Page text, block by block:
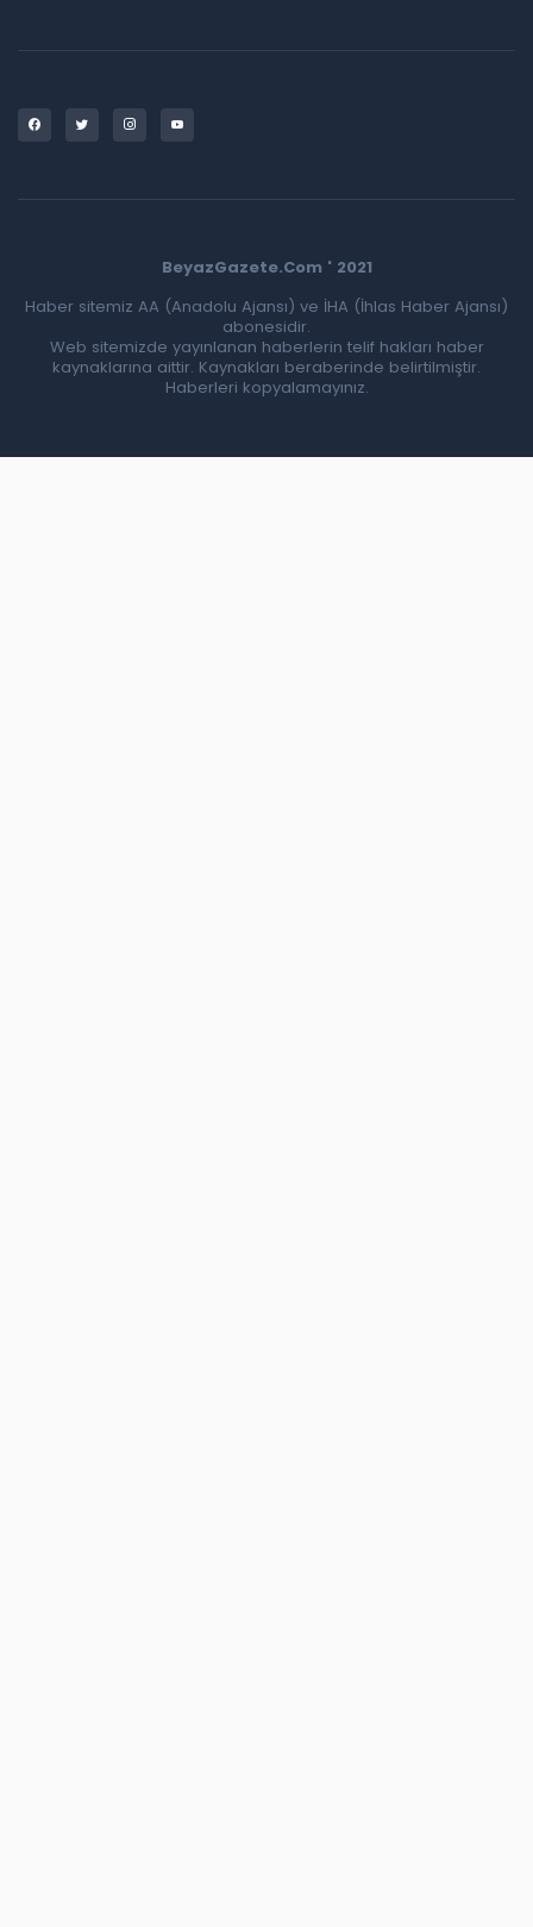
BeyazGazete.Com ' 2021
Haber sitemiz AA (Anadolu Ajansı) ve İHA (İhlas Haber Ajansı)
abonesidir.
Web sitemizde yayınlanan haberlerin telif hakları haber
kaynaklarına aittir. Kaynakları beraberinde belirtilmiştir.
Haberleri kopyalamayınız.